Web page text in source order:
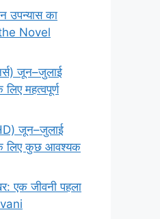
उपन्यास का
Novel
जून–जुलाई
लिए महत्वपूर्ण
जून–जुलाई
के लिए कुछ आवश्यक
जीवनी पहला